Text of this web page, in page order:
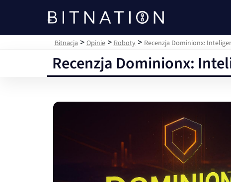
Bitnacja
Bitnacja >Opinie>Roboty> Recenzja Dominionx:
Recenzja Dominionx: